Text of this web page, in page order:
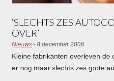
‘SLECHTS ZES
OVER’
Nieuws- 8 december 2008
Kleine fabrikanten overleven de
er nog maar slechts zes grote